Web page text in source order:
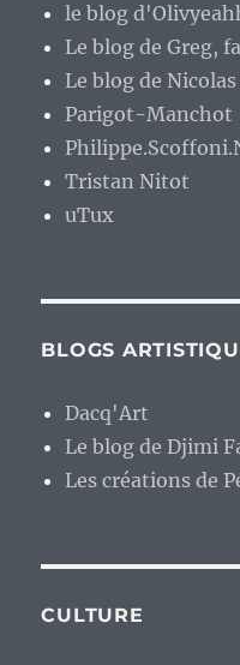
le blog
Le blog de Greg,
Le blog de
Parigot-Manchot
Tristan Nitot
uTux
BLOGS
Dacq'Art
Le blog de Djimi
Les créations de
CULTURE